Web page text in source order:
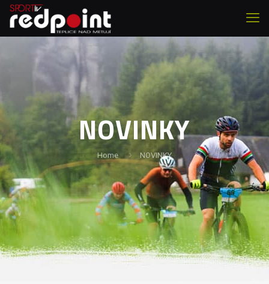
NOVINKY
Home NOVINKY